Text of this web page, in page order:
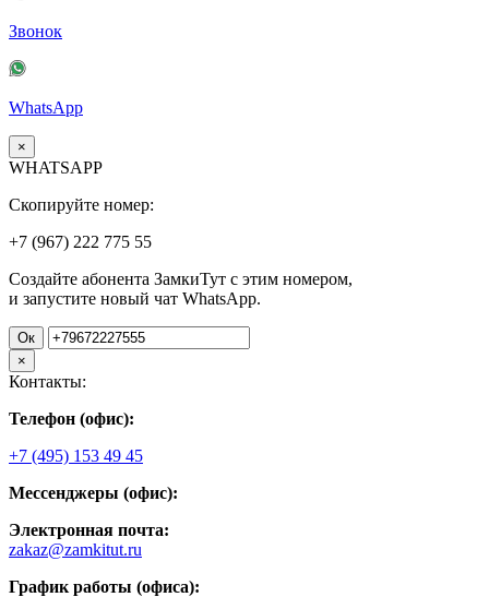
Звонок
WhatsApp
×
WHATSAPP
Скопируйте номер:
+7 (967) 222 775 55
Создайте абонента ЗамкиТут с этим номером,
и запустите новый чат WhatsApp.
Ок
×
Контакты:
Телефон (офис):
+7 (495) 153 49 45
Мессенджеры (офис):
Электронная почта:
zakaz@zamkitut.ru
График работы (офиса):